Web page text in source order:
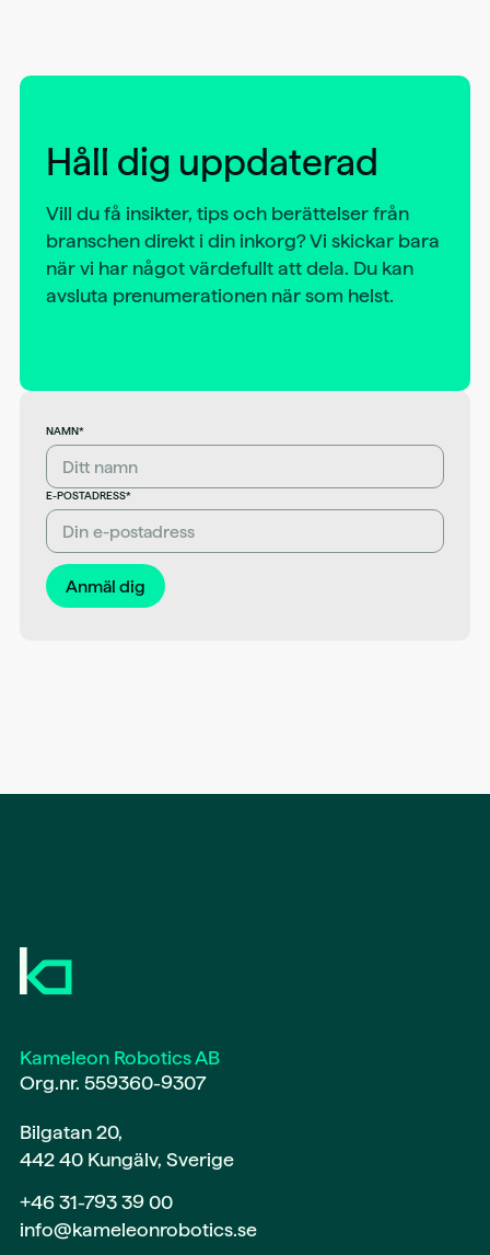
Håll dig uppdaterad
Vill du få insikter, tips och berättelser från
branschen direkt i din inkorg? Vi skickar bara
när vi har något värdefullt att dela. Du kan
avsluta prenumerationen när som helst.
NAMN*
E-POSTADRESS*
Anmäl dig
Kameleon Robotics AB
Org.nr. 559360-9307
Bilgatan 20,
442 40 Kungälv, Sverige
+46 31-793 39 00
info@kameleonrobotics.se